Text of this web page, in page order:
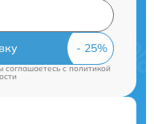
соглашаетесь cполитикой